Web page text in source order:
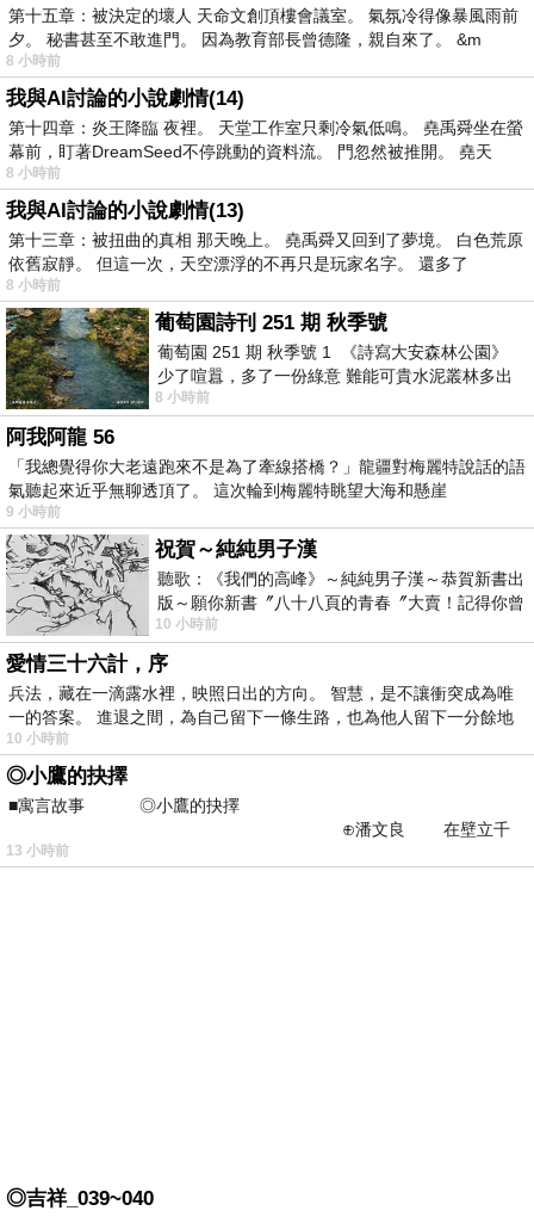
第十五章：被決定的壞人 天命文創頂樓會議室。 氣氛冷得像暴風雨前
夕。 秘書甚至不敢進門。 因為教育部長曾德隆，親自來了。 &m
8 小時前
我與AI討論的小說劇情(14)
第十四章：炎王降臨 夜裡。 天堂工作室只剩冷氣低鳴。 堯禹舜坐在螢
幕前，盯著DreamSeed不停跳動的資料流。 門忽然被推開。 堯天
8 小時前
我與AI討論的小說劇情(13)
第十三章：被扭曲的真相 那天晚上。 堯禹舜又回到了夢境。 白色荒原
依舊寂靜。 但這一次，天空漂浮的不再只是玩家名字。 還多了
8 小時前
葡萄園詩刊 251 期 秋季號
葡萄園 251 期 秋季號 1 《詩寫大安森林公園》
少了喧囂，多了一份綠意 難能可貴水泥叢林多出
一
8 小時前
阿我阿龍 56
「我總覺得你大老遠跑來不是為了牽線搭橋？」龍疆對梅麗特說話的語
氣聽起來近乎無聊透頂了。 這次輪到梅麗特眺望大海和懸崖
9 小時前
祝賀～純純男子漢
聽歌：《我們的高峰》～純純男子漢～恭賀新書出
版～願你新書〞八十八頁的青春〞大賣！記得你曾
經在我的版留言…「好讚的圖^^感覺大家
10 小時前
愛情三十六計，序
兵法，藏在一滴露水裡，映照日出的方向。 智慧，是不讓衝突成為唯
一的答案。 進退之間，為自己留下一條生路，也為他人留下一分餘地
10 小時前
◎小鷹的抉擇
■寓言故事 ◎小鷹的抉擇
⊕潘文良 在壁立千
仞的懸崖上，有一座遮天蔽
13 小時前
◎吉祥_039~040